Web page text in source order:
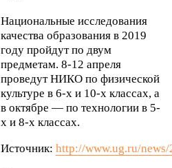
Национальные исследования
качества образования в 2019
году пройдут по двум
предметам. 8-12 апреля
проведут НИКО по физической
культуре в 6-х и 10-х классах, а
в октябре — по технологии в 5-
х и 8-х классах.
Источник:http://www.ug.ru/news/